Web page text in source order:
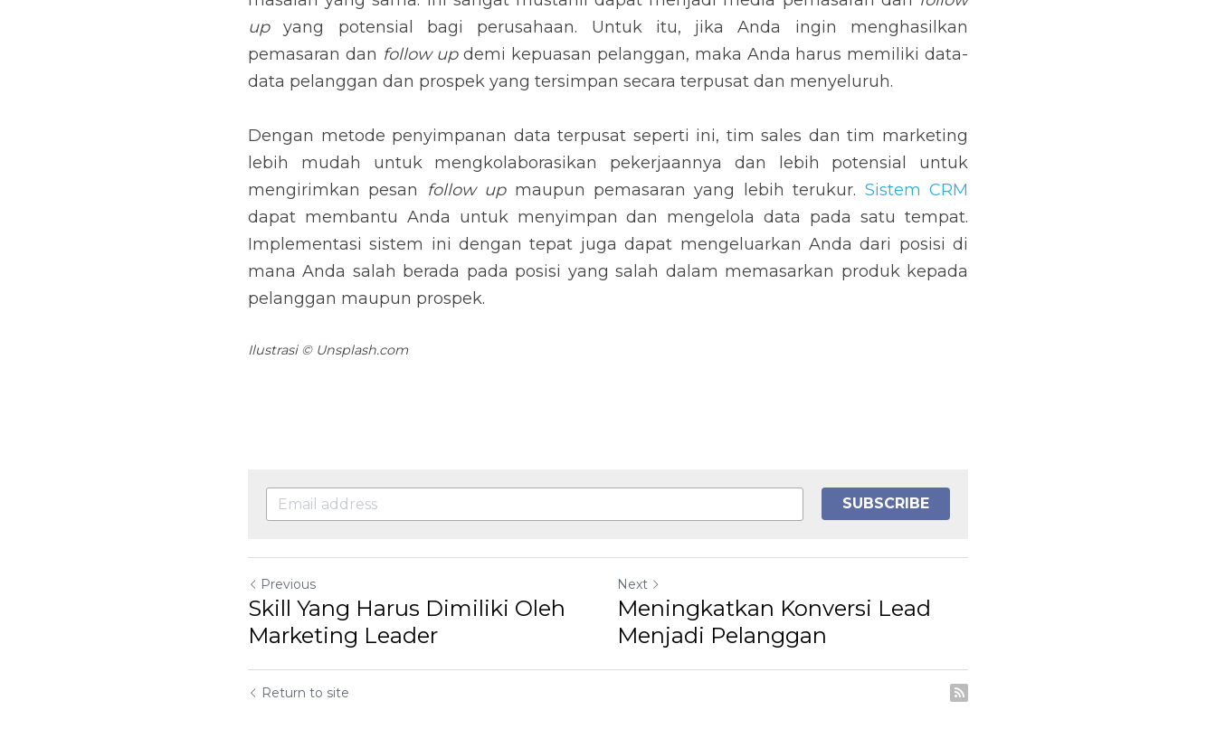
Dengan metode penyimpanan data terpusat seperti ini, tim sales dan tim marketing lebih mudah
untuk mengkolaborasikan pekerjaannya dan lebih potensial untuk mengirimkan pesan
maupun pemasaran yang lebih terukur. Sistem CRM dapat membantu Anda untuk menyimpan dan
Anda dari posisi di mana Anda salah berada pada posisi yang salah dalam memasarkan produk
kepada pelanggan maupun prospek.
Ilustrasi © Unsplash.com
Marketing Leader
Menjadi Pelanggan
Return to site